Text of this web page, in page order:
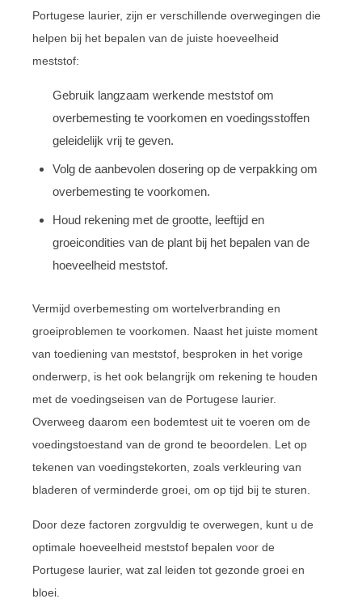
Portugese laurier, zijn er verschillende overwegingen die
helpen bij het bepalen van de juiste hoeveelheid
meststof:
Gebruik langzaam werkende meststof om
overbemesting te voorkomen en voedingsstoffen
geleidelijk vrij te geven.
Volg de aanbevolen dosering op de verpakking om
overbemesting te voorkomen.
Houd rekening met de grootte, leeftijd en
groeicondities van de plant bij het bepalen van de
hoeveelheid meststof.
Vermijd overbemesting om wortelverbranding en
groeiproblemen te voorkomen. Naast het juiste moment
van toediening van meststof, besproken in het vorige
onderwerp, is het ook belangrijk om rekening te houden
met de voedingseisen van de Portugese laurier.
Overweeg daarom een bodemtest uit te voeren om de
voedingstoestand van de grond te beoordelen. Let op
tekenen van voedingstekorten, zoals verkleuring van
bladeren of verminderde groei, om op tijd bij te sturen.
Door deze factoren zorgvuldig te overwegen, kunt u de
optimale hoeveelheid meststof bepalen voor de
Portugese laurier, wat zal leiden tot gezonde groei en
bloei.